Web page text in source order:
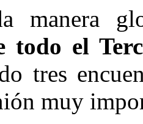
manera
todo el
tres
muy